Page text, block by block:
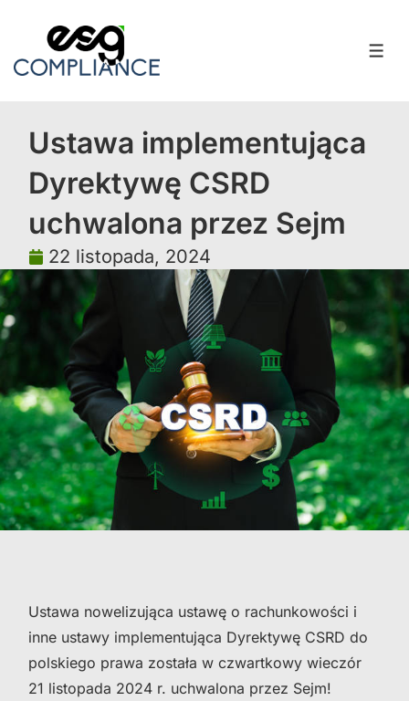
Ustawa implementująca
Dyrektywę CSRD
uchwalona przez Sejm
22 listopada, 2024
Ustawa nowelizująca ustawę o rachunkowości i
inne ustawy implementująca Dyrektywę CSRD do
polskiego prawa została w czwartkowy wieczór
21 listopada 2024 r. uchwalona przez Sejm!